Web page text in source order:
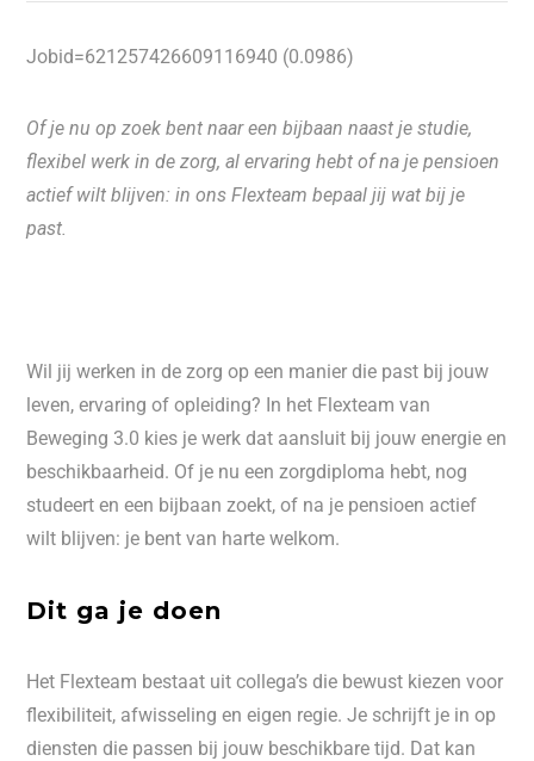
Jobid=621257426609116940 (0.0986)
Of je nu op zoek bent naar een bijbaan naast je studie,
flexibel werk in de zorg, al ervaring hebt of na je pensioen
actief wilt blijven: in ons Flexteam bepaal jij wat bij je
past.
Wil jij werken in de zorg op een manier die past bij jouw
leven, ervaring of opleiding? In het Flexteam van
Beweging 3.0 kies je werk dat aansluit bij jouw energie en
beschikbaarheid. Of je nu een zorgdiploma hebt, nog
studeert en een bijbaan zoekt, of na je pensioen actief
wilt blijven: je bent van harte welkom.
Dit ga je doen
Het Flexteam bestaat uit collega’s die bewust kiezen voor
flexibiliteit, afwisseling en eigen regie. Je schrijft je in op
diensten die passen bij jouw beschikbare tijd. Dat kan